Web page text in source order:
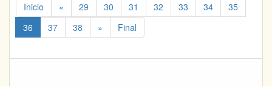
Inicio « 29 30 31 32 33 34
35
36
37 38 » Final